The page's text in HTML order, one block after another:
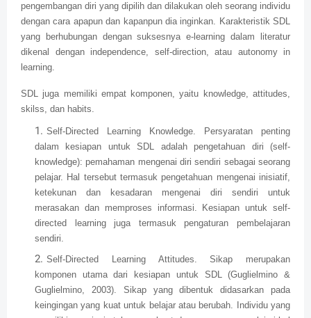
pengembangan diri yang dipilih dan dilakukan oleh seorang individu
dengan cara apapun dan kapanpun dia inginkan. Karakteristik SDL
yang berhubungan dengan suksesnya e-learning dalam literatur
dikenal dengan independence, self-direction, atau autonomy in
learning.
SDL juga memiliki empat komponen, yaitu knowledge, attitudes,
skilss, dan habits.
Self-Directed Learning Knowledge. Persyaratan penting
dalam kesiapan untuk SDL adalah pengetahuan diri (self-
knowledge): pemahaman mengenai diri sendiri sebagai seorang
pelajar. Hal tersebut termasuk pengetahuan mengenai inisiatif,
ketekunan dan kesadaran mengenai diri sendiri untuk
merasakan dan memproses informasi. Kesiapan untuk self-
directed learning juga termasuk pengaturan pembelajaran
sendiri.
Self-Directed Learning Attitudes. Sikap merupakan
komponen utama dari kesiapan untuk SDL (Guglielmino &
Guglielmino, 2003). Sikap yang dibentuk didasarkan pada
keingingan yang kuat untuk belajar atau berubah. Individu yang